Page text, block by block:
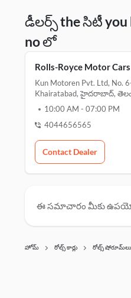
డీలర్స్ the సిటీ you
no లో
Rolls-Royce Motor
Kun Motoren Pvt. Ltd, No.
Khairatabad, హైదరాబాద్,
10:00 AM - 07:00 PM
4044656565
Contact Dealer
ఈ సమాచారం మీకు
హోమ్ రోల్స్ కార్లు రోల్స్ షోరూమ్‌లు